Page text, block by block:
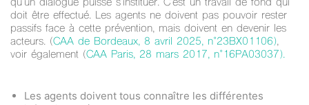
doit être effectué. Les agents ne doivent pas pouvoir rester
passifs face à cette prévention, mais doivent en devenir les
acteurs. (CAA de Bordeaux, 8 avril 2025, n°23BX01106),
voir également (CAA Paris, 28 mars 2017, n°16PA03037).
Les agents doivent tous connaître les différentes